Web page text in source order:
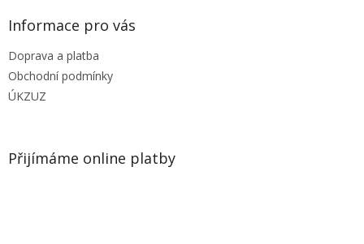
Informace pro vás
Doprava a platba
Obchodní podmínky
ÚKZUZ
Přijímáme online platby